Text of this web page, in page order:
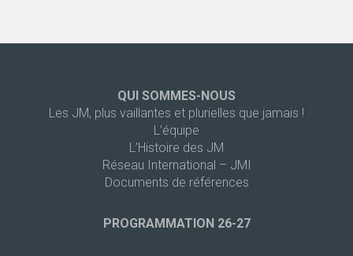
QUI SOMMES-NOUS
Les JM, plus vaillantes et plurielles que jamais !
L’équipe
L’Histoire des JM
Réseau International – JMI
Documents de références
PROGRAMMATION 26-27